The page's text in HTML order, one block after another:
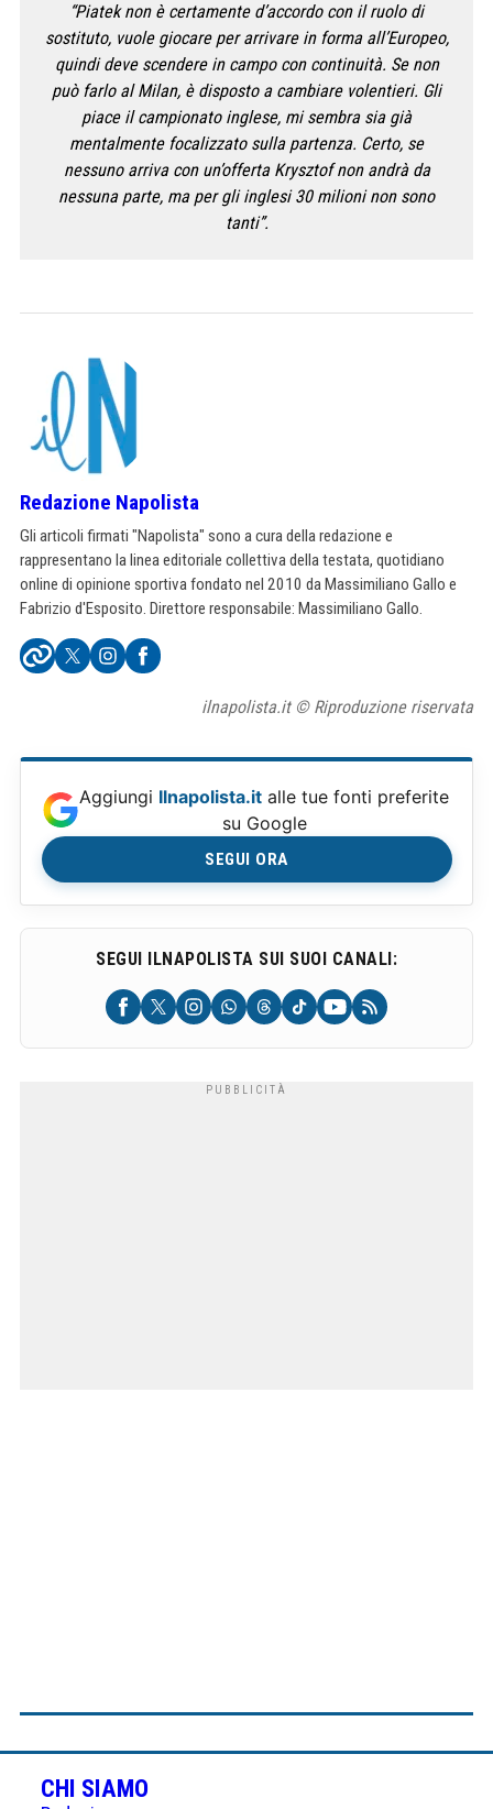
“Piatek non è certamente d’accordo con il ruolo di
sostituto, vuole giocare per arrivare in forma all’Europeo,
quindi deve scendere in campo con continuità. Se non
può farlo al Milan, è disposto a cambiare volentieri. Gli
piace il campionato inglese, mi sembra sia già
mentalmente focalizzato sulla partenza. Certo, se
nessuno arriva con un’offerta Krysztof non andrà da
nessuna parte, ma per gli inglesi 30 milioni non sono
tanti”.
Redazione Napolista
Gli articoli firmati "Napolista" sono a cura della redazione e
rappresentano la linea editoriale collettiva della testata, quotidiano
online di opinione sportiva fondato nel 2010 da Massimiliano Gallo e
Fabrizio d'Esposito. Direttore responsabile: Massimiliano Gallo.
ilnapolista.it © Riproduzione riservata
Aggiungi Ilnapolista.it alle tue fonti preferite
su Google
SEGUI ORA
SEGUI ILNAPOLISTA SUI SUOI CANALI:
CHI SIAMO